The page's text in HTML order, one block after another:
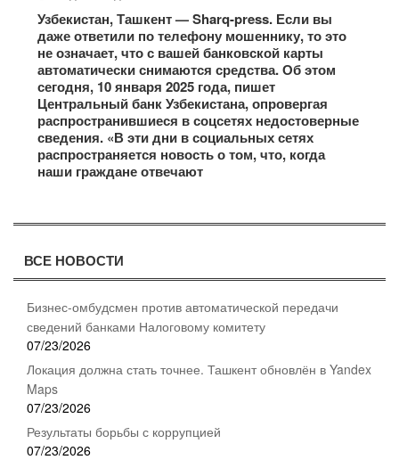
Узбекистан, Ташкент — Sharq-press. Если вы
даже ответили по телефону мошеннику, то это
не означает, что с вашей банковской карты
автоматически снимаются средства. Об этом
сегодня, 10 января 2025 года, пишет
Центральный банк Узбекистана, опровергая
распространившиеся в соцсетях недостоверные
сведения. «В эти дни в социальных сетях
распространяется новость о том, что, когда
наши граждане отвечают
ВСЕ НОВОСТИ
Бизнес-омбудсмен против автоматической передачи
сведений банками Налоговому комитету
07/23/2026
Локация должна стать точнее. Ташкент обновлён в Yandex
Maps
07/23/2026
Результаты борьбы с коррупцией
07/23/2026